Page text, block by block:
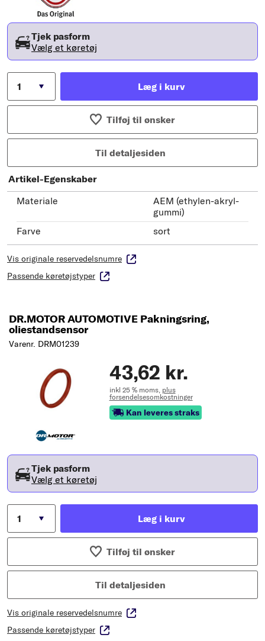
Tjek pasform
Vælg et køretøj
Læg i kurv
Tilføj til ønsker
Til detaljesiden
Artikel-Egenskaber
Materiale
AEM (ethylen-akryl-
gummi)
Farve
sort
Vis originale reservedelsnumre
Passende køretøjstyper
DR.MOTOR AUTOMOTIVE Pakningsring,
oliestandsensor
Varenr. DRM01239
43,62 kr.
inkl 25 % moms, plus
forsendelsesomkostninger
Kan leveres straks
Tjek pasform
Vælg et køretøj
Læg i kurv
Tilføj til ønsker
Til detaljesiden
Vis originale reservedelsnumre
Passende køretøjstyper